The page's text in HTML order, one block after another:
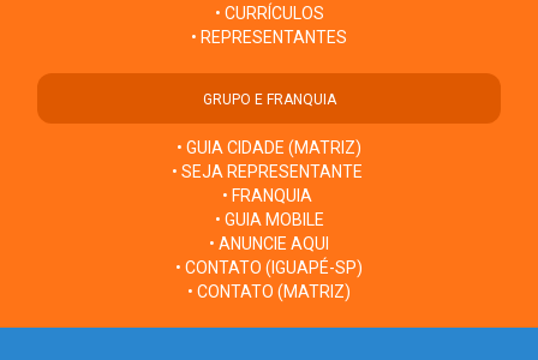
• CURRÍCULOS
• REPRESENTANTES
GRUPO E FRANQUIA
• GUIA CIDADE (MATRIZ)
• SEJA REPRESENTANTE
• FRANQUIA
• GUIA MOBILE
• ANUNCIE AQUI
• CONTATO (IGUAPÉ-SP)
• CONTATO (MATRIZ)